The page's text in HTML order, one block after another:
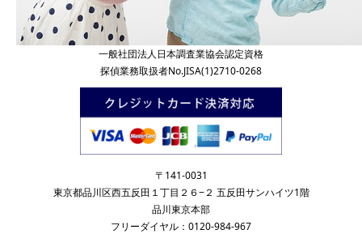
一般社団法人日本調査業協会認定資格
探偵業務取扱者No.JISA(1)2710-0268
〒141-0031
東京都品川区西五反田１丁目２６−２ 五反田サンハイツ1階
品川東京本部
フリーダイヤル：0120-984-967